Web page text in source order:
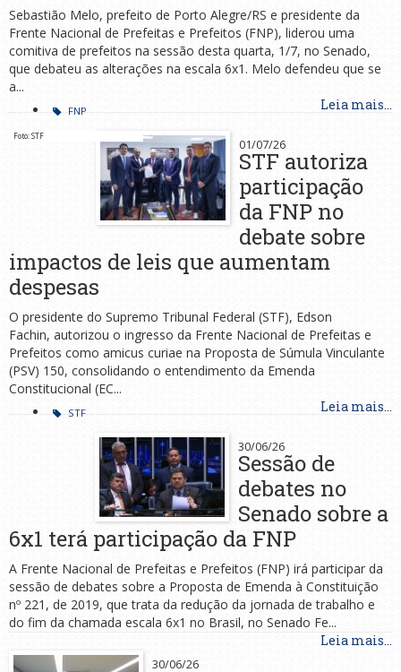
Sebastião Melo, prefeito de Porto Alegre/RS e presidente da
Frente Nacional de Prefeitas e Prefeitos (FNP), liderou uma
comitiva de prefeitos na sessão desta quarta, 1/7, no Senado,
que debateu as alterações na escala 6x1. Melo defendeu que se
a...
Leia mais...
FNP
Foto: STF
01/07/26
STF autoriza
participação
da FNP no
debate sobre
impactos de leis que aumentam
despesas
O presidente do Supremo Tribunal Federal (STF), Edson
Fachin, autorizou o ingresso da Frente Nacional de Prefeitas e
Prefeitos como amicus curiae na Proposta de Súmula Vinculante
(PSV) 150, consolidando o entendimento da Emenda
Constitucional (EC...
Leia mais...
STF
30/06/26
Sessão de
debates no
Senado sobre a
6x1 terá participação da FNP
A Frente Nacional de Prefeitas e Prefeitos (FNP) irá participar da
sessão de debates sobre a Proposta de Emenda à Constituição
nº 221, de 2019, que trata da redução da jornada de trabalho e
do fim da chamada escala 6x1 no Brasil, no Senado Fe...
Leia mais...
30/06/26